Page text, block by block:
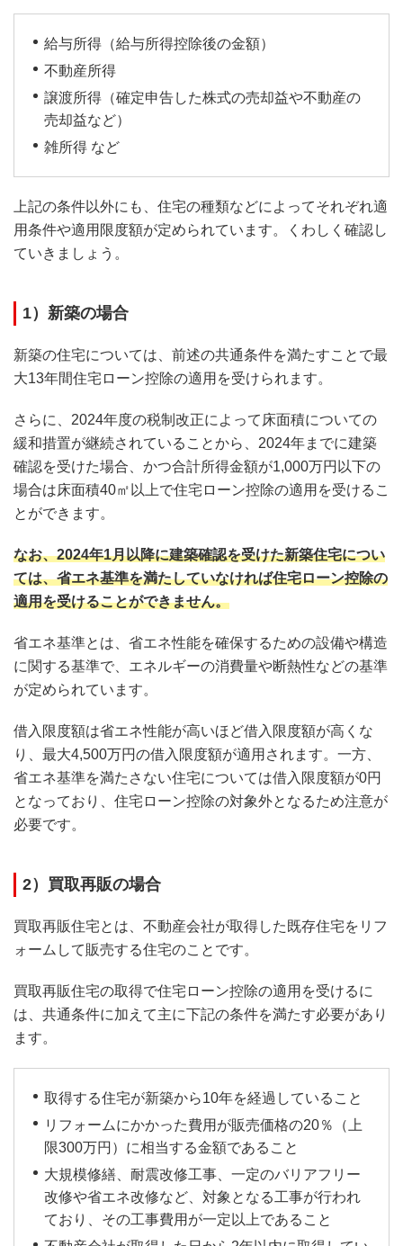
給与所得（給与所得控除後の金額）
不動産所得
譲渡所得（確定申告した株式の売却益や不動産の
売却益など）
雑所得 など
上記の条件以外にも、住宅の種類などによってそれぞれ適
用条件や適用限度額が定められています。くわしく確認し
ていきましょう。
1）新築の場合
新築の住宅については、前述の共通条件を満たすことで最
大13年間住宅ローン控除の適用を受けられます。
さらに、2024年度の税制改正によって床面積についての
緩和措置が継続されていることから、2024年までに建築
確認を受けた場合、かつ合計所得金額が1,000万円以下の
場合は床面積40㎡以上で住宅ローン控除の適用を受けるこ
とができます。
なお、2024年1月以降に建築確認を受けた新築住宅につい
ては、省エネ基準を満たしていなければ住宅ローン控除の
適用を受けることができません。
省エネ基準とは、省エネ性能を確保するための設備や構造
に関する基準で、エネルギーの消費量や断熱性などの基準
が定められています。
借入限度額は省エネ性能が高いほど借入限度額が高くな
り、最大4,500万円の借入限度額が適用されます。一方、
省エネ基準を満たさない住宅については借入限度額が0円
となっており、住宅ローン控除の対象外となるため注意が
必要です。
2）買取再販の場合
買取再販住宅とは、不動産会社が取得した既存住宅をリフ
ォームして販売する住宅のことです。
買取再販住宅の取得で住宅ローン控除の適用を受けるに
は、共通条件に加えて主に下記の条件を満たす必要があり
ます。
取得する住宅が新築から10年を経過していること
リフォームにかかった費用が販売価格の20％（上
限300万円）に相当する金額であること
大規模修繕、耐震改修工事、一定のバリアフリー
改修や省エネ改修など、対象となる工事が行われ
ており、その工事費用が一定以上であること